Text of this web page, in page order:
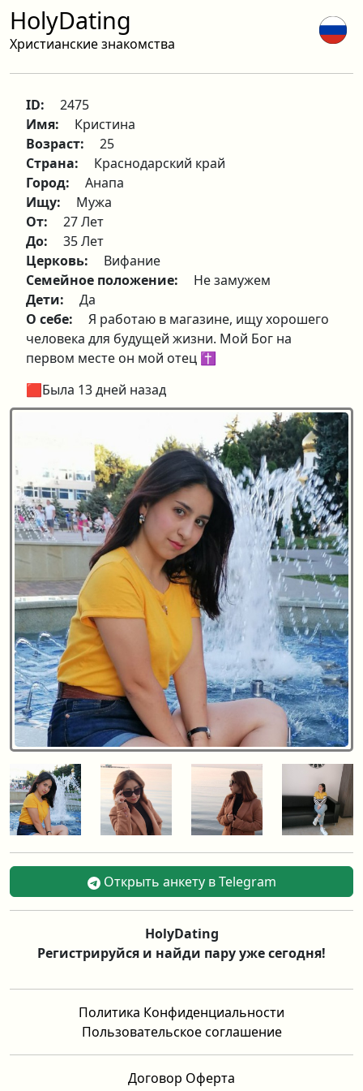
HolyDating
Христианские знакомства
ID:
2475
Имя:
Кристина
Возраст:
25
Страна:
Краснодарский край
Город:
Анапа
Ищу:
Мужа
От:
27 Лет
До:
35 Лет
Церковь:
Вифание
Семейное положение:
Не замужем
Дети:
Да
О себе:
Я работаю в магазине, ищу хорошего
человека для будущей жизни. Мой Бог на
первом месте он мой отец ✝️
🟥Была 13 дней назад
Открыть анкету в Telegram
Политика Конфиденциальности
Пользовательское соглашение
HolyDating
Регистрируйся и найди пару уже сегодня!
Договор Оферта